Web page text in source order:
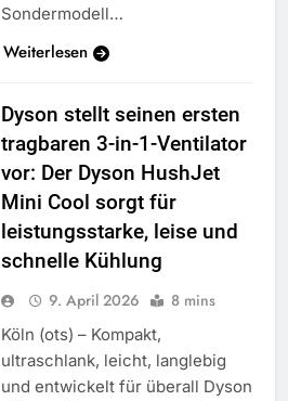
Sondermodell…
Weiterlesen
Dyson stellt seinen ersten
tragbaren 3-in-1-Ventilator
vor: Der Dyson HushJet
Mini Cool sorgt für
leistungsstarke, leise und
schnelle Kühlung
9. April 2026 8 mins
Köln (ots) – Kompakt,
ultraschlank, leicht, langlebig
und entwickelt für überall Dyson